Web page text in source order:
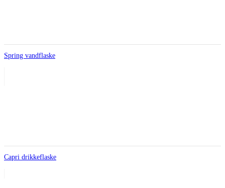
Spring vandflaske
Capri drikkeflaske